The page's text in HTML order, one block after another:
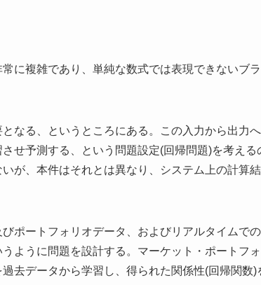
に複雑であり、単純な数式では表現できないブ
なる、というところにある。この入力から出力
せ予測する、という問題設定(回帰問題)を考える
が、本件はそれとは異なり、システム上の計算
ポートフォリオデータ、およびリアルタイムで
ように問題を設計する。マーケット・ポートフ
去データから学習し、得られた関係性(回帰関数)